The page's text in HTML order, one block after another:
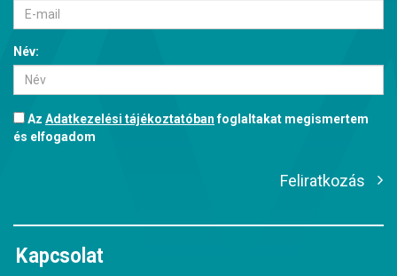
Név:
Az Adatkezelési tájékoztatóbanfoglaltakat megismertem
és elfogadom
Feliratkozás
Kapcsolat